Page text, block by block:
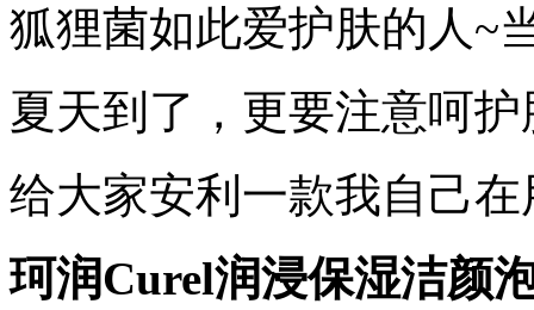
狐狸菌如此爱护肤的人~
夏天到了，更要注意呵护
给大家安利一款我自己在
珂润Curel润浸保湿洁颜